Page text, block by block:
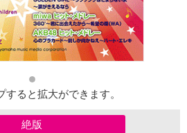
すると拡大ができます。
絶版